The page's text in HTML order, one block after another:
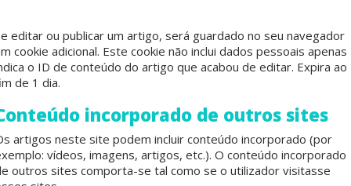
editar ou publicar um artigo, será guardado no seu navegador
cookie adicional. Este cookie não inclui dados pessoais apenas
o ID de conteúdo do artigo que acabou de editar. Expira ao
de 1 dia.
incorporado de outros sites
artigos neste site podem incluir conteúdo incorporado (por
vídeos, imagens, artigos, etc.). O conteúdo incorporado
outros sites comporta-se tal como se o utilizador visitasse